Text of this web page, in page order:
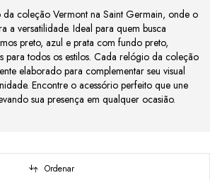
da coleção Vermont na Saint Germain, onde o
a versatilidade. Ideal para quem busca
preto, azul e prata com fundo preto,
para todos os estilos. Cada relógio da coleção
elaborado para complementar seu visual
Encontre o acessório perfeito que une
sua presença em qualquer ocasião.
Ordenar